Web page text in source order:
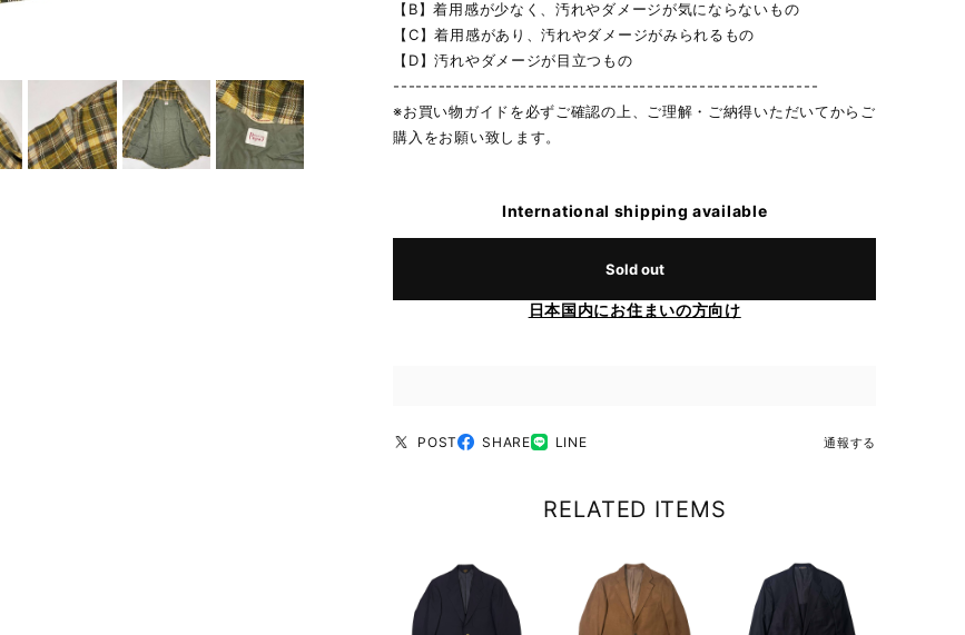
【B】着用感が少なく、汚れやダメージが気にならないもの
【C】着用感があり、汚れやダメージがみられるもの
【D】汚れやダメージが目立つもの
---------------------------------------------------------
※お買い物ガイドを必ずご確認の上、ご理解・ご納得いただいてからご
購入をお願い致します。
International shipping available
Sold out
日本国内にお住まいの方向け
POST SHARE LINE 通報する
RELATED ITEMS